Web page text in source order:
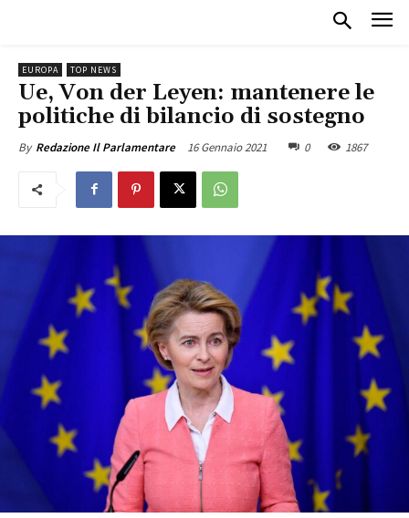
EUROPA TOP NEWS
Ue, Von der Leyen: mantenere le
politiche di bilancio di sostegno
By Redazione Il Parlamentare 16 Gennaio 2021 0 1867